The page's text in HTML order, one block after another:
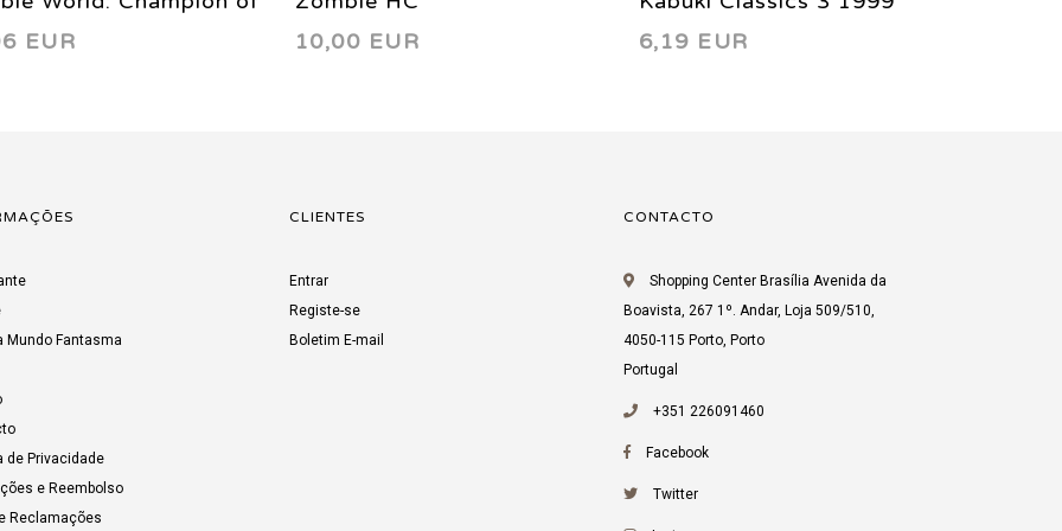
(complete
EUR
10,00 EUR
6,19 EUR
Mundo Fantasma
de Privacidade
e Reembolso
Reclamações
CLIENTES
Entrar
Registe-se
Boletim E-mail
CONTACTO
Shopping Center Brasília Avenida da
Boavista, 267 1º. Andar, Loja 509/510,
4050-115 Porto, Porto
Portugal
+351 226091460
Facebook
Twitter